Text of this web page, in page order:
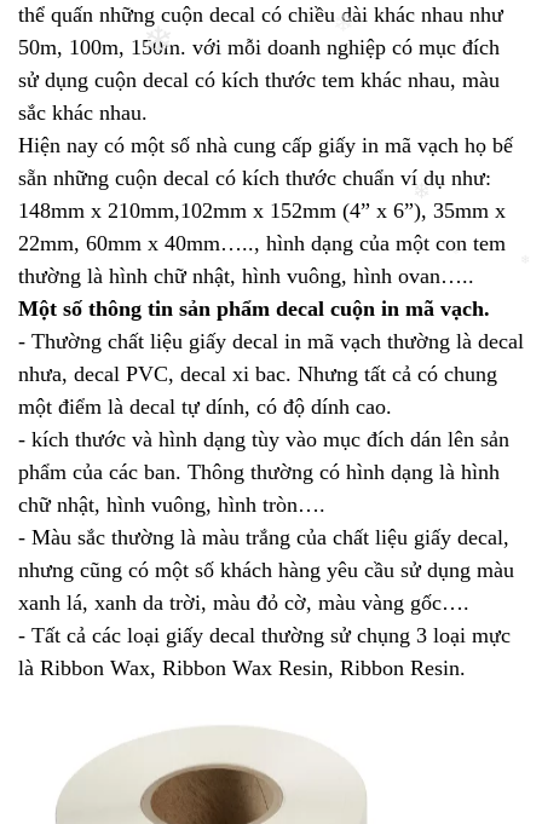
thể quấn những cuộn decal có chiều dài khác nhau như
50m, 100m, 150m. với mỗi doanh nghiệp có mục đích
sử dụng cuộn decal có kích thước tem khác nhau, màu
sắc khác nhau.
Hiện nay có một số nhà cung cấp giấy in mã vạch họ bế
sẵn những cuộn decal có kích thước chuẩn ví dụ như:
148mm x 210mm,102mm x 152mm (4” x 6”), 35mm x
22mm, 60mm x 40mm….., hình dạng của một con tem
thường là hình chữ nhật, hình vuông, hình ovan…..
Một số thông tin sản phẩm decal cuộn in mã vạch.
- Thường chất liệu giấy decal in mã vạch thường là decal
nhưa, decal PVC, decal xi bac. Nhưng tất cả có chung
một điểm là decal tự dính, có độ dính cao.
- kích thước và hình dạng tùy vào mục đích dán lên sản
phẩm của các ban. Thông thường có hình dạng là hình
chữ nhật, hình vuông, hình tròn….
- Màu sắc thường là màu trắng của chất liệu giấy decal,
nhưng cũng có một số khách hàng yêu cầu sử dụng màu
xanh lá, xanh da trời, màu đỏ cờ, màu vàng gốc….
- Tất cả các loại giấy decal thường sử chụng 3 loại mực
là Ribbon Wax, Ribbon Wax Resin, Ribbon Resin.
❄
❄
❄